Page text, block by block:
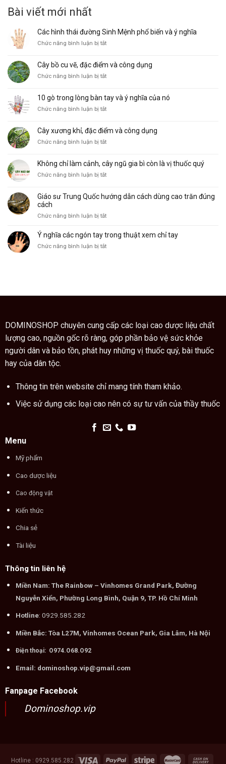
là:
200.000₫.
20.000₫.
Bài viết mới nhất
Các hình thái đường Sinh Mệnh phổ biến và ý nghĩa
Chức năng bình luận bị tắtở
thái
đường
Mệnh
phổ
biến
ý
Cây bồ cu vẽ, đặc điểm và công dụng
Chức năng bình luận bị tắtở
cu
vẽ,
điểm
công
10 gò trong lòng bàn tay và ý nghĩa của nó
Chức năng bình luận bị tắtở
gò
trong
lòng
tay
và
ý
của
Cây xương khỉ, đặc điểm và công dụng
Chức năng bình luận bị tắtở
khỉ,
đặc
và
công
Không chỉ làm cảnh, cây ngũ gia bì còn là vị thuốc quý
Chức năng bình luận bị tắtở
làm
cây
gia
Giáo sư Trung Quốc hướng dẫn cách dùng cao trăn đúng
cách
Chức năng bình luận bị tắtở
sư
Trung
Quốc
Ý nghĩa các ngón tay trong thuật xem chỉ tay
Chức năng bình luận bị tắtở
trong
chỉ
DOMINOSHOP chuyên cung cấp các loại cao dược liệu chất
lượng cao, nguồn gốc rõ ràng, góp phần bảo vệ sức khỏe
người dân và bảo tồn, phát huy những vị thuốc quý, bài thuốc
hay của dân tộc.
Thông tin trên website chỉ mang tính tham khảo.
Việc sử dụng các loại cao nên có sự tư vấn của thầy thuốc
Menu
Mỹ phẩm
Cao dược liệu
Cao động vật
Kiến thức
Chia sẻ
Tài liệu
Thông tin liên hệ
Miền Nam: The Rainbow – Vinhomes Grand Park, Đường
Nguyễn Xiển, Phường Long Bình, Quận 9, TP. Hồ Chí Minh
Hotline: 0929.585.282
Miền Bắc: Tòa L27M, Vinhomes Ocean Park, Gia Lâm, Hà Nội
Điện thoại: O974.O68.O92
Email: dominoshop.vip@gmail.com
Fanpage Facebook
Dominoshop.vip
Hotline : 0929.585.282